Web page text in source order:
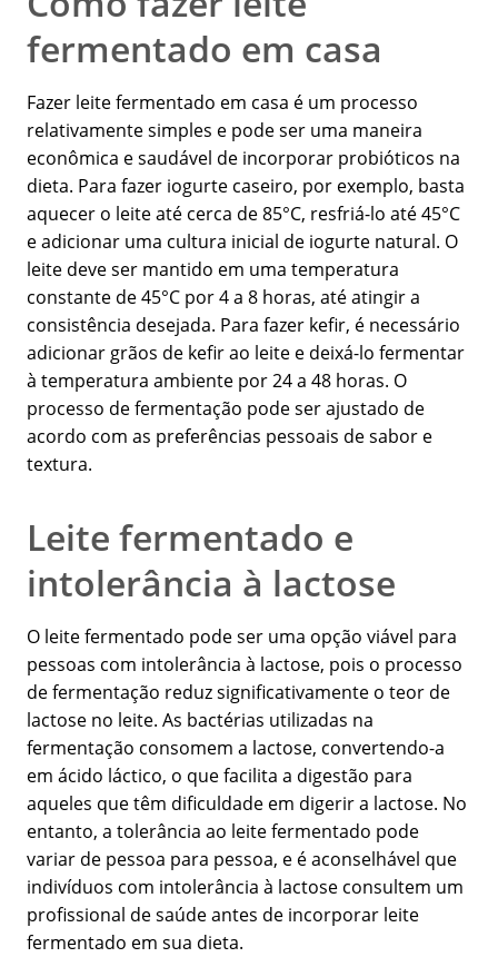
fermentado em casa
Fazer leite fermentado em casa é um processo
relativamente simples e pode ser uma maneira
econômica e saudável de incorporar probióticos na
dieta. Para fazer iogurte caseiro, por exemplo, basta
aquecer o leite até cerca de 85°C, resfriá-lo até 45°C
e adicionar uma cultura inicial de iogurte natural. O
leite deve ser mantido em uma temperatura
constante de 45°C por 4 a 8 horas, até atingir a
consistência desejada. Para fazer kefir, é necessário
adicionar grãos de kefir ao leite e deixá-lo fermentar
à temperatura ambiente por 24 a 48 horas. O
processo de fermentação pode ser ajustado de
acordo com as preferências pessoais de sabor e
textura.
Leite fermentado e
intolerância à lactose
O leite fermentado pode ser uma opção viável para
pessoas com intolerância à lactose, pois o processo
de fermentação reduz significativamente o teor de
lactose no leite. As bactérias utilizadas na
fermentação consomem a lactose, convertendo-a
em ácido láctico, o que facilita a digestão para
aqueles que têm dificuldade em digerir a lactose. No
entanto, a tolerância ao leite fermentado pode
variar de pessoa para pessoa, e é aconselhável que
indivíduos com intolerância à lactose consultem um
profissional de saúde antes de incorporar leite
fermentado em sua dieta.